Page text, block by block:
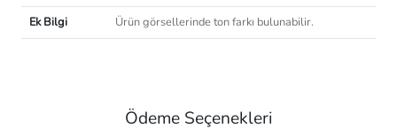
Ek Bilgi
Ürün görsellerinde ton farkı bulunabilir.
Ödeme Seçenekleri